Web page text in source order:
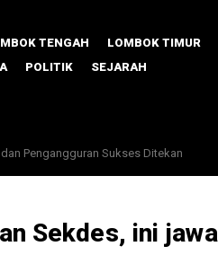
TENGAH LOMBOK TIMUR
POLITIK SEJARAH
SMK Tempa Pasar Kerja Global
Sekdes, ini